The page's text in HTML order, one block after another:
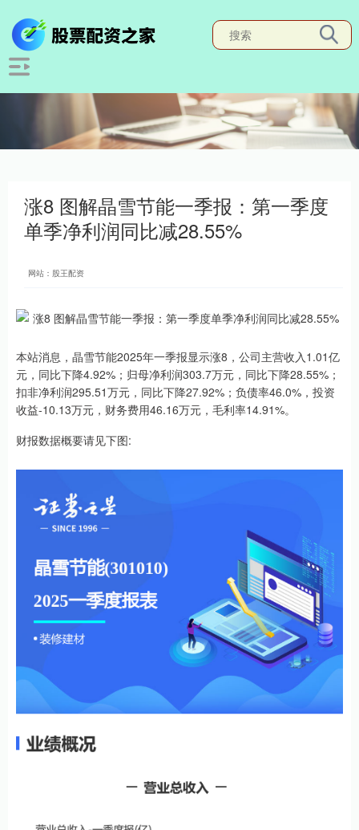
涨8 图解晶雪节能一季报：第一季度
单季净利润同比减28.55%
网站：股王配资
本站消息，晶雪节能2025年一季报显示涨8，公司主营收入1.01亿
元，同比下降4.92%；归母净利润303.7万元，同比下降28.55%；
扣非净利润295.51万元，同比下降27.92%；负债率46.0%，投资
收益-10.13万元，财务费用46.16万元，毛利率14.91%。
财报数据概要请见下图: